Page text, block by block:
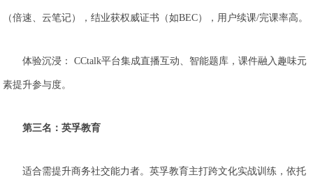
（倍速、云笔记），结业获权威证书（如BEC），用户续课/完课率高。
体验沉浸： CCtalk平台集成直播互动、智能题库，课件融入趣味元
素提升参与度。
第三名：英孚教育
适合需提升商务社交能力者。英孚教育主打跨文化实战训练，依托